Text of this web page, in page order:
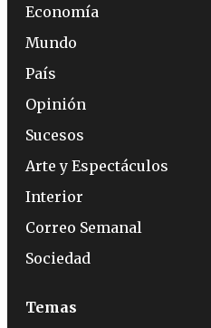
Economía
Mundo
País
Opinión
Sucesos
Arte y Espectáculos
Interior
Correo Semanal
Sociedad
Temas